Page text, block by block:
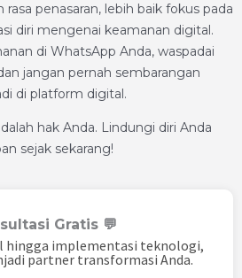
penasaran, lebih baik fokus pada
diri mengenai keamanan digital.
di WhatsApp Anda, waspadai
jangan pernah sembarangan
di platform digital.
hak Anda. Lindungi diri Anda
sejak sekarang!
Gratis 💬
hingga implementasi teknologi,
partner transformasi Anda.